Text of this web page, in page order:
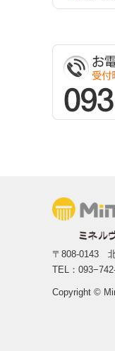
〒808-0143
TEL：
Copyright ©